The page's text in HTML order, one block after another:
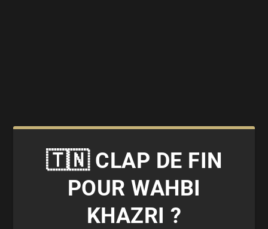
🇹🇳 CLAP DE FIN
POUR WAHBI
KHAZRI ?